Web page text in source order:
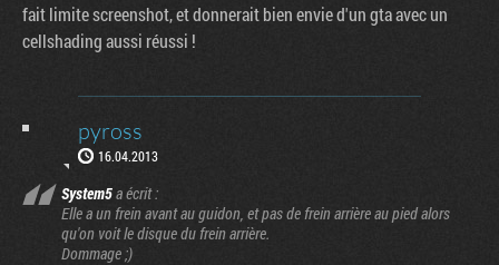
fait limite screenshot, et donnerait bien envie d'un gta avec un
cellshading aussi réussi !
pyross
16.04.2013
System5a écrit :
Elle a un frein avant au guidon, et pas de frein arrière au pied alors
qu'on voit le disque du frein arrière.
Dommage ;)